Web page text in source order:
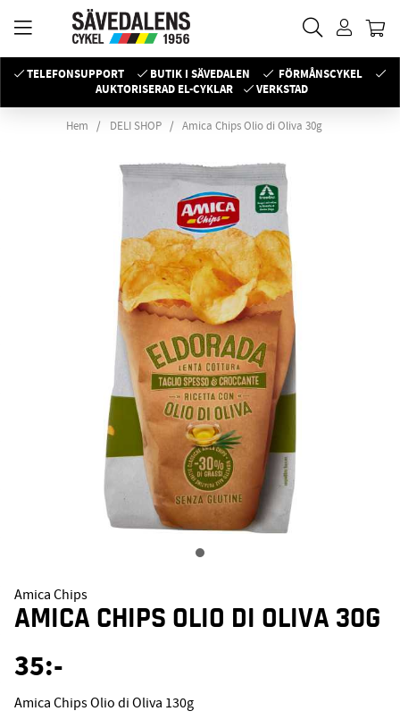
TELEFONSUPPORT BUTIK I SÄVEDALEN
FÖRMÅNSCYKEL
AUKTORISERAD EL-CYKLAR
VERKSTAD
Hem DELI SHOP Amica Chips Olio di Oliva 30g
Amica Chips
AMICA CHIPS OLIO DI OLIVA 30G
35:-
Amica Chips Olio di Oliva 130g